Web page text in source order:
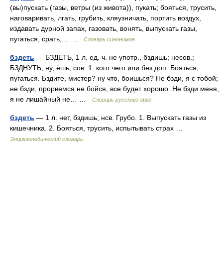
(вы)пускать (газы, ветры (из живота)), пукать; бояться, трусить,
наговаривать, лгать, грубить, кляузничать, портить воздух,
издавать дурной запах, газовать, вонять, выпускать газы,
пугаться, срать,… …
Словарь синонимов
бздеть — БЗДЕТЬ, 1 л. ед. ч. не употр., бздишь; несов.;
БЗДНУТЬ, ну, ёшь; сов. 1. кого чего или без доп. Бояться,
пугаться. Бздите, мистер? ну что, боишься? Не бзди, я с тобой;
не бзди, прорвемся не бойся, все будет хорошо. Не бзди меня,
я не лишайный не… …
Словарь русского арго
бздеть — 1 л. нет, бздишь; нсв. Грубо. 1. Выпускать газы из
кишечника. 2. Бояться, трусить, испытывать страх …
Энциклопедический словарь